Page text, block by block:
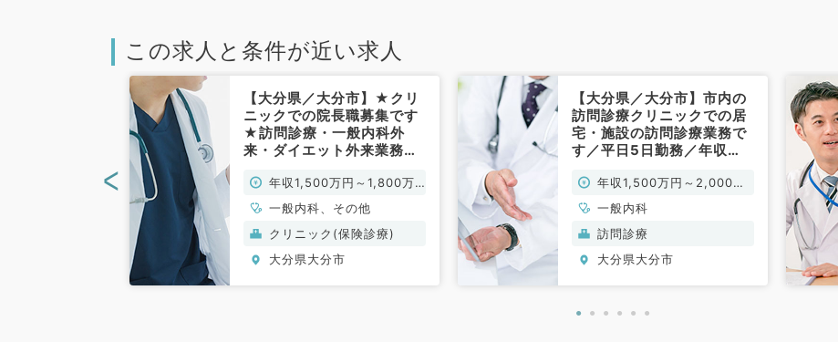
この求人と条件が近い求人
【大分県／大分市】★クリ
ニックでの院長職募集です
★訪問診療・一般内科外
来・ダイエット外来業務◎
～1,800万円の高給与です
◎（一般内科／常勤）
年収1,500万円～1,800万
一般内科、その他
クリニック(保険診療)
大分県大分市
【大分県／大分市】市内の
訪問診療クリニックでの居
宅・施設の訪問診療業務で
す／平日5日勤務／年収
（訪問診療／常勤）
年収1,500万円～2,000万
一般内科
訪問診療
大分県大分市
<